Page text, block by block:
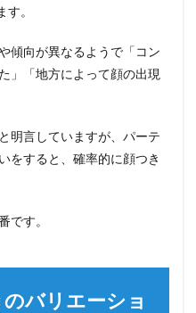
。
傾向が異なるようで「コン
」「地方によって顔の出現
明言していますが、パーテ
をすると、確率的に顔つき
です。
バリエーショ